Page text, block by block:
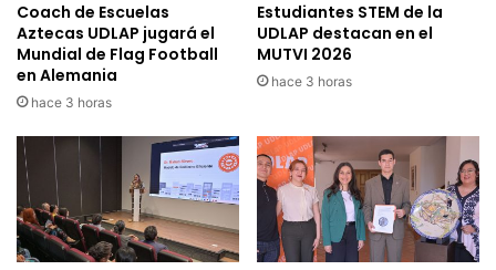
Coach de Escuelas
Aztecas UDLAP jugará el
Mundial de Flag Football
en Alemania
hace 3 horas
Estudiantes STEM de la
UDLAP destacan en el
MUTVI 2026
hace 3 horas